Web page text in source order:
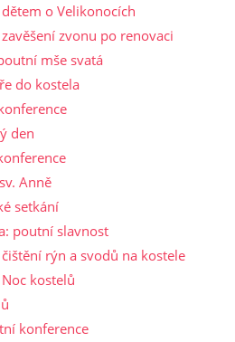
o Velikonocích
zvonu po renovaci
mše svatá
do kostela
den
Anně
setkání
poutní slavnost
rýn a svodů na kostele
kostelů
konference